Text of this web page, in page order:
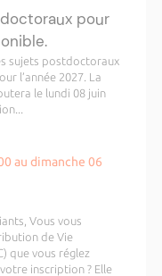
pour
sujets postdoctoraux
l’année 2027. La
le lundi 08 juin
au dimanche 06
Vous vous
de Vie
que vous réglez
inscription ? Elle